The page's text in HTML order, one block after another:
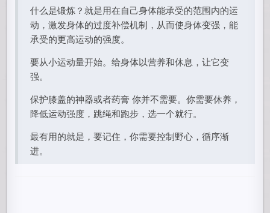
什么是锻炼？就是用在自己身体能承受的范围内的运
动，激发身体的过度补偿机制，从而使身体变强，能
承受的更高运动的强度。
要从小运动量开始。给身体以营养和休息，让它变
强。
保护膝盖的神器或者药膏 你并不需要。你需要休养，
降低运动强度，跳绳和跑步，选一个就行。
最有用的就是，要记住，你需要控制野心，循序渐
进。